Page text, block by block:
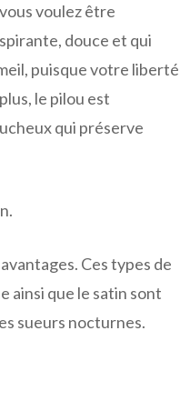
voulez être
douce et qui
puisque votre liberté
le pilou est
qui préserve
Ces types de
ainsi que le satin sont
sueurs nocturnes.